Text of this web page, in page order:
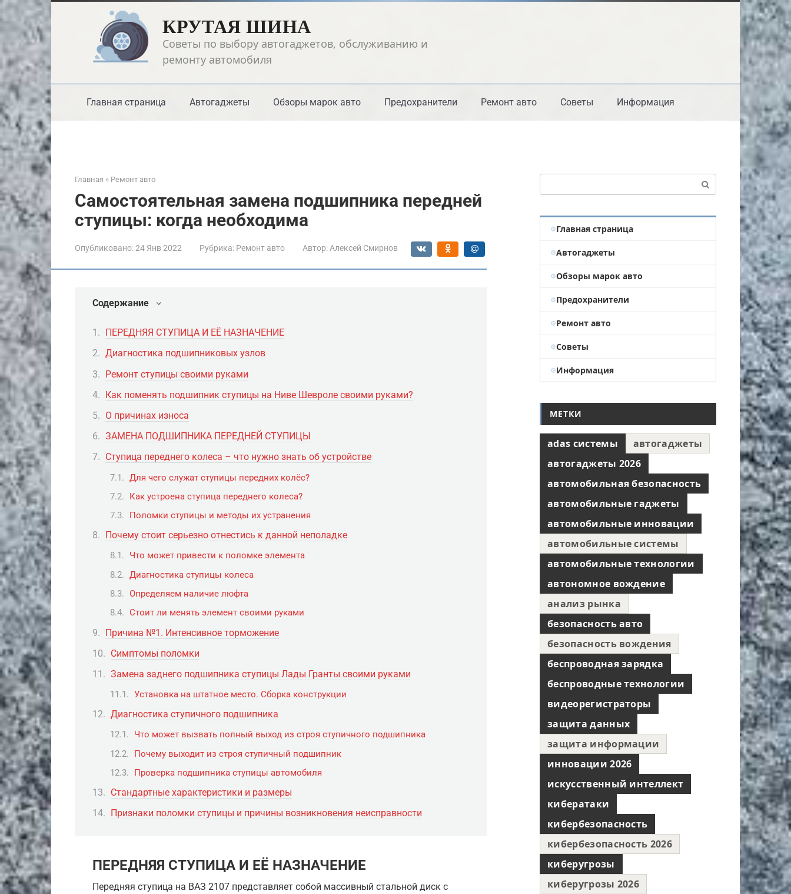
Перейти
к
контенту
КРУТАЯ ШИНА
Советы по выбору автогаджетов, обслуживанию и
ремонту автомобиля
Главная страница Автогаджеты Обзоры марок авто Предохранители Ремонт авто Советы Информация
Главная » Ремонт авто
Самостоятельная замена подшипника передней
ступицы: когда необходима
Опубликовано:24 Янв 2022 Рубрика: Ремонт авто Автор: Алексей Смирнов
Содержание
ПЕРЕДНЯЯ СТУПИЦА И ЕЁ НАЗНАЧЕНИЕ
Диагностика подшипниковых узлов
Ремонт ступицы своими руками
Как поменять подшипник ступицы на Ниве Шевроле своими руками?
О причинах износа
ЗАМЕНА ПОДШИПНИКА ПЕРЕДНЕЙ СТУПИЦЫ
Ступица переднего колеса – что нужно знать об устройстве
Для чего служат ступицы передних колёс?
Как устроена ступица переднего колеса?
Поломки ступицы и методы их устранения
Почему стоит серьезно отнестись к данной неполадке
Что может привести к поломке элемента
Диагностика ступицы колеса
Определяем наличие люфта
Стоит ли менять элемент своими руками
Причина №1. Интенсивное торможение
Симптомы поломки
Замена заднего подшипника ступицы Лады Гранты своими руками
Установка на штатное место. Сборка конструкции
Диагностика ступичного подшипника
Что может вызвать полный выход из строя ступичного подшипника
Почему выходит из строя ступичный подшипник
Проверка подшипника ступицы автомобиля
Стандартные характеристики и размеры
Признаки поломки ступицы и причины возникновения неисправности
ПЕРЕДНЯЯ СТУПИЦА И ЕЁ НАЗНАЧЕНИЕ
Передняя ступица на ВАЗ 2107 представляет собой массивный стальной диск с
Главная страница
Автогаджеты
Обзоры марок авто
Предохранители
Ремонт авто
Советы
Информация
МЕТКИ
adas системы
автогаджеты
автогаджеты 2026
автомобильная безопасность
автомобильные гаджеты
автомобильные инновации
автомобильные системы
автомобильные технологии
автономное вождение
анализ рынка
безопасность авто
безопасность вождения
беспроводная зарядка
беспроводные технологии
видеорегистраторы
защита данных
защита информации
инновации 2026
искусственный интеллект
кибератаки
кибербезопасность
кибербезопасность 2026
киберугрозы
киберугрозы 2026